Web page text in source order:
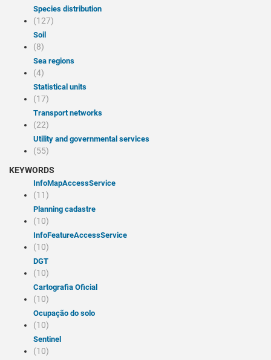
Species distribution
(127)
Soil
(8)
Sea regions
(4)
Statistical units
(17)
Transport networks
(22)
Utility and governmental services
(55)
KEYWORDS
infoMapAccessService
(11)
Planning cadastre
(10)
infoFeatureAccessService
(10)
DGT
(10)
Cartografia Oficial
(10)
Ocupação do solo
(10)
Sentinel
(10)